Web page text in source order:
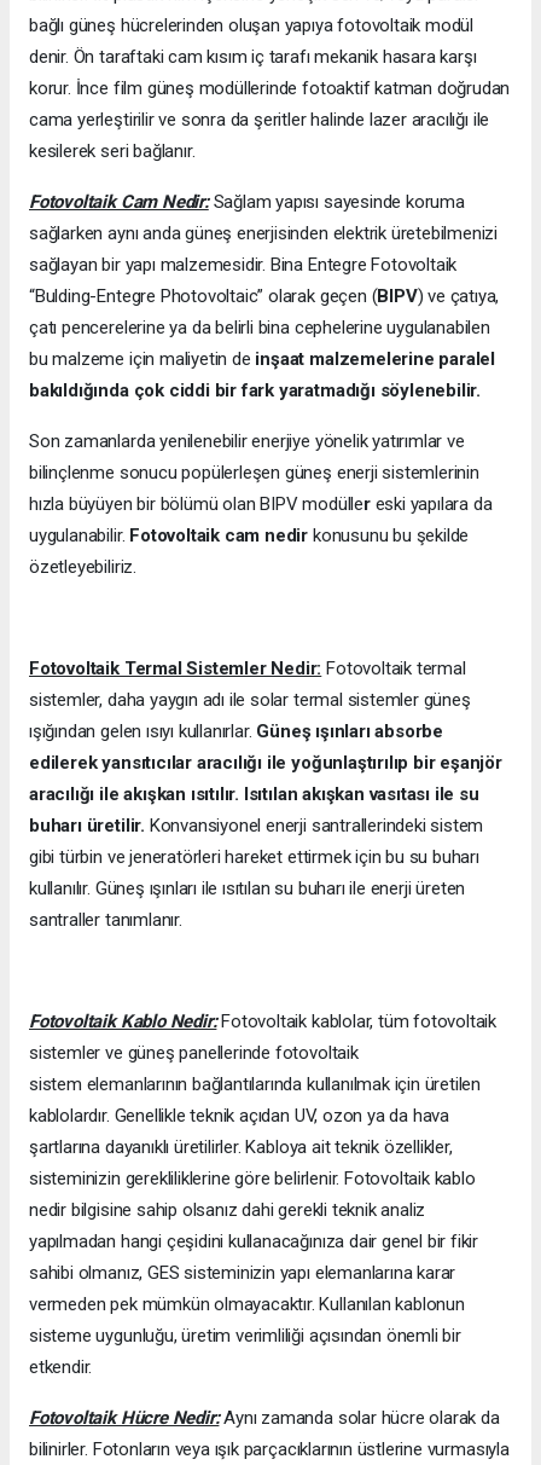
bağlı güneş hücrelerinden oluşan yapıya fotovoltaik modül
denir. Ön taraftaki cam kısım iç tarafı mekanik hasara karşı
korur. İnce film güneş modüllerinde fotoaktif katman doğrudan
cama yerleştirilir ve sonra da şeritler halinde lazer aracılığı ile
kesilerek seri bağlanır.
Fotovoltaik Cam Nedir:Sağlam yapısı sayesinde koruma
sağlarken aynı anda güneş enerjisinden elektrik üretebilmenizi
sağlayan bir yapı malzemesidir. Bina Entegre Fotovoltaik
“Bulding-Entegre Photovoltaic” olarak geçen (BIPV) ve çatıya,
çatı pencerelerine ya da belirli bina cephelerine uygulanabilen
bu malzeme için maliyetin de inşaat malzemelerine paralel
bakıldığında çok ciddi bir fark yaratmadığı söylenebilir.
Son zamanlarda yenilenebilir enerjiye yönelik yatırımlar ve
bilinçlenme sonucu popülerleşen güneş enerji sistemlerinin
hızla büyüyen bir bölümü olan BIPV modüller eski yapılara da
uygulanabilir. Fotovoltaik cam nedir konusunu bu şekilde
özetleyebiliriz.
Fotovoltaik Termal Sistemler Nedir: Fotovoltaik termal
sistemler, daha yaygın adı ile solar termal sistemler güneş
ışığından gelen ısıyı kullanırlar. Güneş ışınları absorbe
edilerek yansıtıcılar aracılığı ile yoğunlaştırılıp bir eşanjör
aracılığı ile akışkan ısıtılır. Isıtılan akışkan vasıtası ile su
buharı üretilir. Konvansiyonel enerji santrallerindeki sistem
gibi türbin ve jeneratörleri hareket ettirmek için bu su buharı
kullanılır. Güneş ışınları ile ısıtılan su buharı ile enerji üreten
santraller tanımlanır.
Fotovoltaik Kablo Nedir:Fotovoltaik kablolar, tüm fotovoltaik
sistemler ve güneş panellerinde fotovoltaik
sistem elemanlarının bağlantılarında kullanılmak için üretilen
kablolardır. Genellikle teknik açıdan UV, ozon ya da hava
şartlarına dayanıklı üretilirler. Kabloya ait teknik özellikler,
sisteminizin gerekliliklerine göre belirlenir. Fotovoltaik kablo
nedir bilgisine sahip olsanız dahi gerekli teknik analiz
yapılmadan hangi çeşidini kullanacağınıza dair genel bir fikir
sahibi olmanız, GES sisteminizin yapı elemanlarına karar
vermeden pek mümkün olmayacaktır. Kullanılan kablonun
sisteme uygunluğu, üretim verimliliği açısından önemli bir
etkendir.
Fotovoltaik Hücre Nedir:Aynı zamanda solar hücre olarak da
bilinirler. Fotonların veya ışık parçacıklarının üstlerine vurmasıyla